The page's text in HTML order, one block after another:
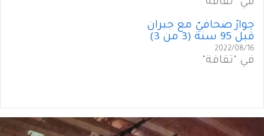
حِوارٌ صحافيّ مع جبران
قبل 95 سنة (3 من 3)
2022/08/16
في "ثقافة"